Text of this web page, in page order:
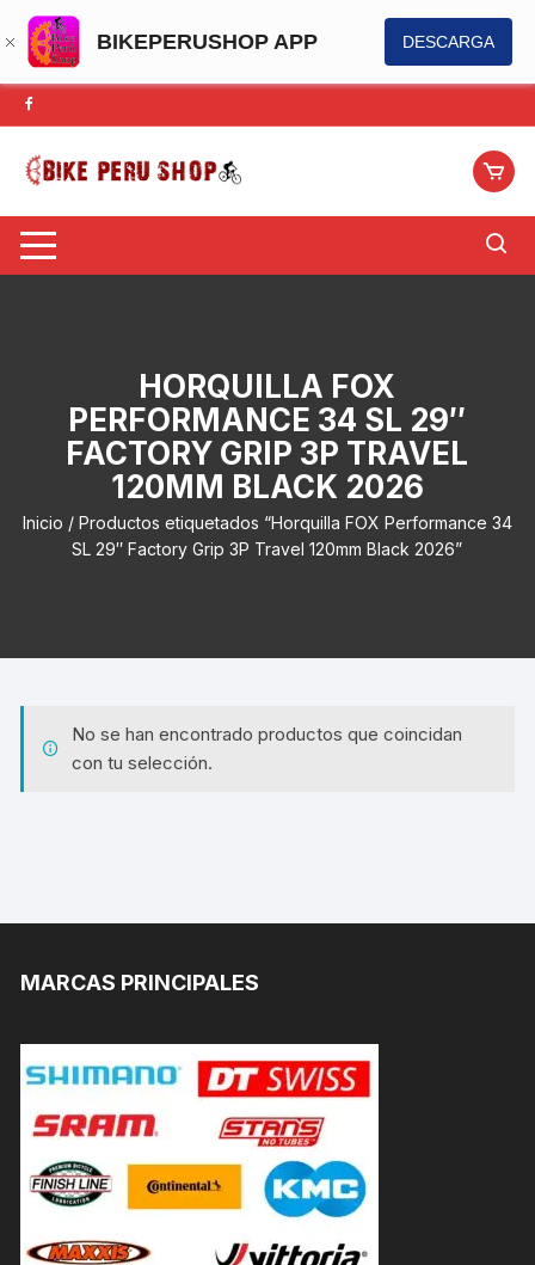
BIKEPERUSHOP APP DESCARGA
Saltar
al
contenido
HORQUILLA FOX
PERFORMANCE 34 SL 29″
FACTORY GRIP 3P TRAVEL
120MM BLACK 2026
Inicio / Productos etiquetados “Horquilla FOX Performance 34
SL 29″ Factory Grip 3P Travel 120mm Black 2026”
No se han encontrado productos que coincidan
con tu selección.
MARCAS PRINCIPALES